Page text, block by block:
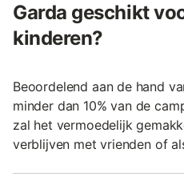
Garda geschikt
kinderen?
Beoordelend aan de hand
minder dan 10% van de
zal het vermoedelijk
verblijven met vrienden of